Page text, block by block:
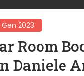
Gen 2023
Room
Daniele